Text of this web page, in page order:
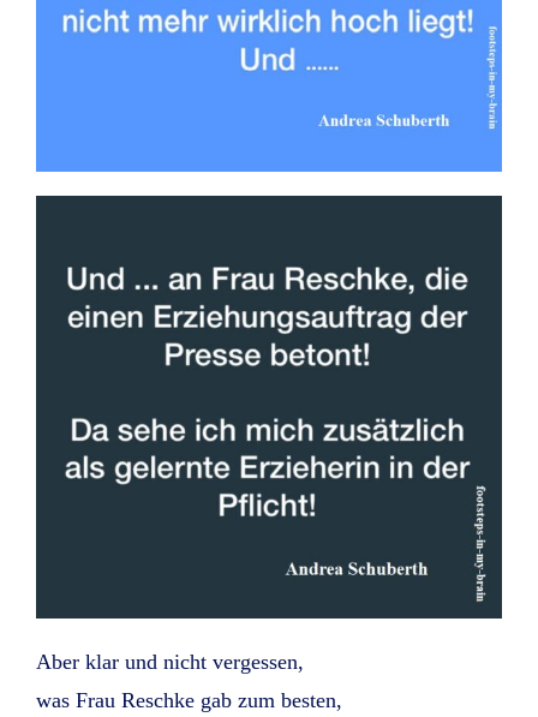
Aber klar und nicht vergessen,
was Frau Reschke gab zum besten,